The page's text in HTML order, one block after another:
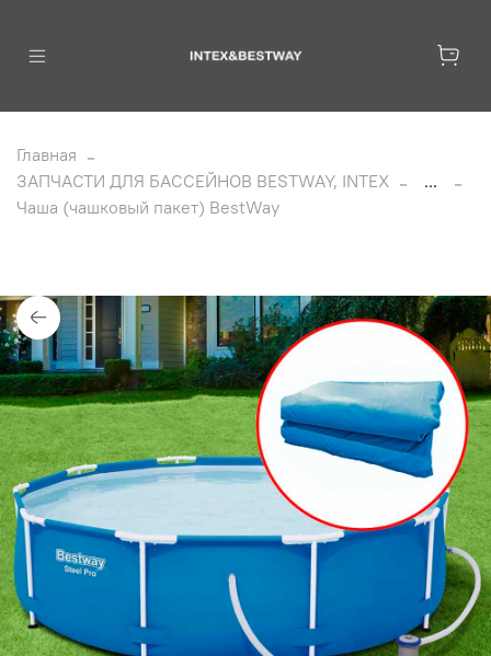
Главная
ЗАПЧАСТИ ДЛЯ БАССЕЙНОВ BESTWAY, INTEX
...
Чаша (чашковый пакет) BestWay